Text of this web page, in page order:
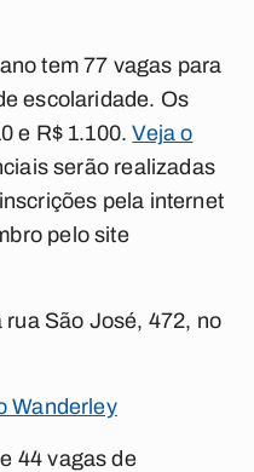
tem 77 vagas para
escolaridade. Os
e R$ 1.100.Veja o
serão realizadas
pela internet
pelo site
São José, 472, no
Wanderley
44 vagas de